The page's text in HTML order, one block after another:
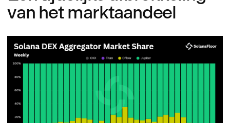
van het marktaandeel